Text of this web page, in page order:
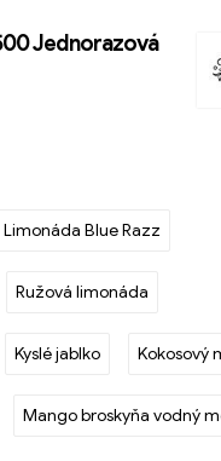
Jednorazová
Limonáda Blue Razz
Ružová limonáda
Kyslé jablko Kokosový
Mango broskyňa vodný